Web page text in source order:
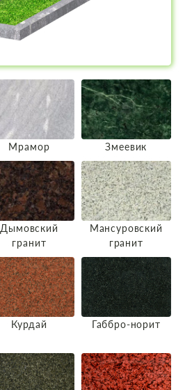
Мрамор Змеевик
Дымовский
гранит
Мансуровский
гранит
Курдай Габбро-норит